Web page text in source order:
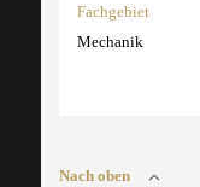
Fachgebiet
Mechanik
Nach oben